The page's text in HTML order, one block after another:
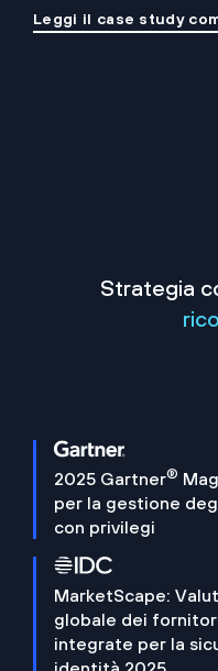
Leggi il case study
Strategia
2025 Gartner®
per la gestione
con privilegi
MarketScape:
globale dei
integrate per la